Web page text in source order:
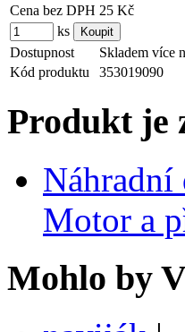
Cena bez DPH 25 Kč
ks
Dostupnost
Skladem více
Kód produktu
353019090
Produkt je
Motor a
Mohlo by